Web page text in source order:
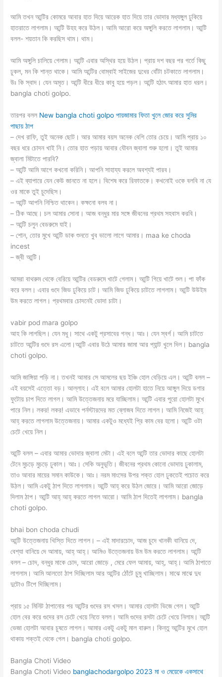
আমি তখন আন্টির কোমরে আবার হাত দিয়ে আরেক হাত দিয়ে তার ভোদার মধ্যঙ্গুল ঢুকিয়ে
হাতরাতে লাগলাম। আন্টি উহহ করে উঠল। আমি আরো করে অঙ্গুলি করতে লাগলাম। আন্টি
বলল- শয়তান কি করছিস থাম। থাম।
আমি অঙ্গুলি চালিয়ে গেলাম। আন্টি এবার অস্থির হয়ে উঠল। প্রায় দশ বছর পর গর্তে কিছু
ঢুকল, মন কি শান্ত থাকে। আমি আন্টির বোম্বাই সাইজের দুধের বোঁটা চটকাতে লাগলাম।
উঃ কি স্বাদ। যেন অমৃত। আন্টি ধীরে ধীরে কাবু হয়ে পড়ল। আন্টি হঠাৎ আমার হাত ধরল।
bangla choti golpo.
তারপর বলল New bangla choti golpo পায়জামার ফিতা খুলে জোর করে সুমির
পাছায় ঠাপ
– দেখ রাফি, তুই অনেক ছোট। আর আমার বয়স অনেক বেশি তোর চেয়ে। আমি প্রায় ১০
বছর ধরে চোদন খাই নি। তোর হাত পড়ায় আবার যৌবন জ্বালা শুরু হলো। তুই আমার
জ্বালা মিটাতে পারবি?
– আন্টি আমি আগে কখনো করিনি। আপনি সাহায্য করলে অবশ্যই পারব।
– এই ব্যাপারে যেন কেউ জানতে না হলে। বিশেষ করে রিফাতকে। কখনোই ওকে বলবি না যে
ওর মাকে তুই চুদেছিস।
– আন্টি আপনি নিশ্চিত থাকেন। কক্ষনো বলব না।
– ঠিক আছে। চল আমার সোনা। আজ বন্ধুর মার সঙ্গে জীবনের প্রথম সহবাস করবি।
– আন্টি চলুন বেডরুমে যাই।
– শোন, তোর মুখে আন্টি ডাক শুনতে খুব ভালো লাগে আমার। maa ke choda
incest
– জ্বী আন্টি।
আমরা বাথরুম থেকে বেরিয়ে আন্টির বেডরুমে খাটে গেলাম। আন্টি গিয়ে খাটে শুল। পা ফাঁক
করে বলল। এবার গুদে জিভ ঢুকিয়ে চাট। আমি জিভ ঢুকিয়ে চাটতে লাগলাম। আন্টি উউইম
উম করতে লাগল। প্রথমবার চোদনেই ভোদা চাটা।
vabir pod mara golpo
আহ কি লাগছিল। যেন মধু। সাথে একটু প্রসাবের গন্ধ। আঃ। যেন স্বর্গ। আমি চাটতে
চাটতে আন্টির গুদে রস এলো।আন্টি এবার উঠে আমার জামা আর প্যান্ট খুলে দিল। bangla
choti golpo.
আমি জাঙ্গিয়া পড়ি না। তখনই আমার সে আমলের ছয় ইঞ্চি হোল বেড়িয়ে এল। আন্টি বলল –
এই বয়সেই এত্তো বড়। আল্লাহ। এই বলে আমার হোলটা হাতে নিয়ে আঙ্গুল দিয়ে ডগার
ফুটোয় চাপ দিতে লাগল। আমি উত্তেজনায় মরে যাচ্ছিলাম। আন্টি এবার পুরো হোলটা মুখে
পারে নিল। লকর! লকর! এভাবে পর্নস্টারদের মত ব্লোজব দিতে লাগল। আমি নিজেই আহ্
আহ্ করতে লাগলাম উত্তেজনায়। আমার একটুও মধ্যেই প্রি কাম বের হলো। আন্টি ওটা
চেটে খেয়ে নিল।
আন্টি বলল – এবার আমার ভোদার জ্বালা মেটা। এই বলে আন্টি তার ভোদার কাছে হোলটা
টেনে মুচড়ে মুচড়ে ঢুকাল। আঃ। সেকি অনুভূতি। জীবনের প্রথম কোনো ভোদায় ঢুকালাম,
তাও আবার মায়ের সমান কাউকে। আঃ। নরম মাংসের উপর শক্ত হোল ঢুকতেই পচোত করে
উঠল। আমি একটু ঠাপ দিতে লাগলাম। আন্টি আহ্ করে উঠল জোরে। আমি আরো জোড়ে
দিলাম ঠাপ। আন্টি আহ্ আহ্ করতে লাগল আরো। আমি ঠাপ দিতেই লাগলাম। bangla
choti golpo.
bhai bon choda chudi
আন্টি উত্তেজনায় খিস্তি দিতে লাগল। – এই মাদারচোদ, আজ চুদে খানকী বানিয়ে দে,
বেশ্যা বানিয়ে দে আমায়, আহ্ আহ্। আমিও উত্তেজনায় উম উম করতে লাগলাম। আন্টি
বলল – চোদ, বন্ধুর মাকে চোদ, আরো জোড়ে , মেরে ফেল আমায়, আহ্, আহ্। আমি ঠাপাতে
লাগলাম। আমি আলতো ঠাপ দিচ্ছিলাম আর আন্টির ঠোঁটে চুমু খাচ্ছিলাম। মাঝে মাঝে দুধ
দুটোও টিপে দিচ্ছিলাম।
প্রায় ১৫ মিনিট ঠাপানোর পর আন্টির গুদের রস খসল। আমার হোলটা ভিজে গেল। আন্টি
হোল বের করে গুদের রস চেটে খেয়ে নিতে বলল। আমি গুদের রসটা চেটে খেয়ে নিলাম। আন্টি
ভেজা হোলটা আবার চুষতে লাগল। আমার একটু একটু মাল বারুল। কিন্তু আন্টির মুখে হোল
থাকায় শক্তই থেকে গেল। bangla choti golpo.
Bangla Choti Video
Bangla Choti Video banglachodargolpo 2023 মা ও মেয়েকে একসাথে